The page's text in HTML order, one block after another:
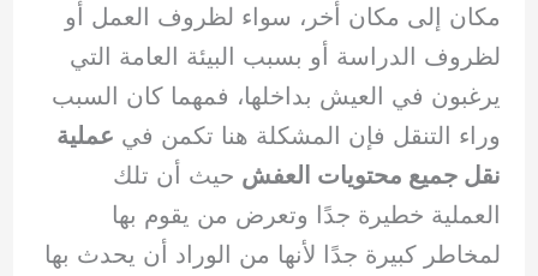
مكان إلى مكان أخر، سواء لظروف العمل أو
لظروف الدراسة أو بسبب البيئة العامة التي
يرغبون في العيش بداخلها، فمهما كان السبب
وراء التنقل فإن المشكلة هنا تكمن في عملية
نقل جميع محتويات العفش حيث أن تلك
العملية خطيرة جدًا وتعرض من يقوم بها
لمخاطر كبيرة جدًا لأنها من الوراد أن يحدث بها